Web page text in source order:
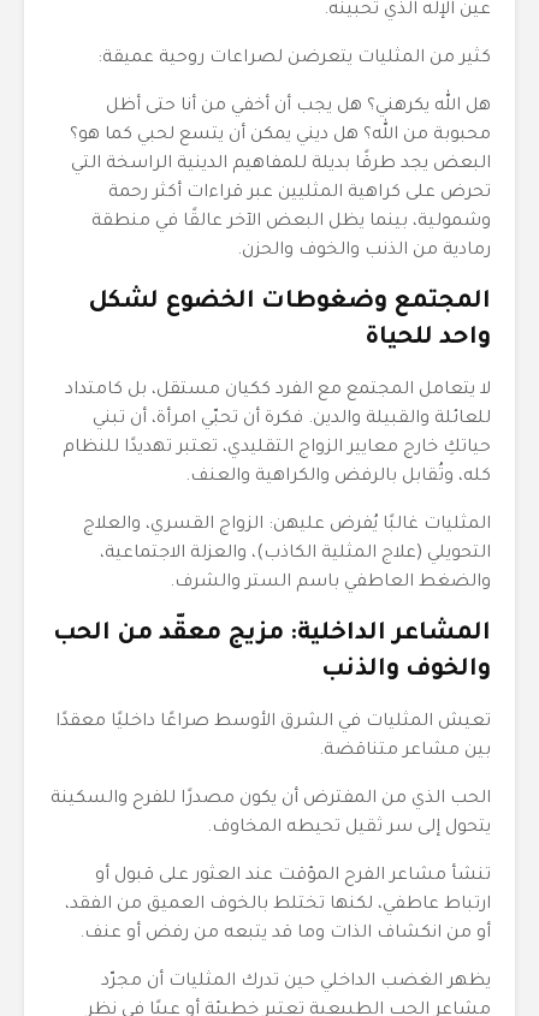
عين الإله الذي تحبينه.
كثير من المثليات يتعرضن لصراعات روحية عميقة:
هل الله يكرهني؟ هل يجب أن أخفي من أنا حتى أظل
محبوبة من الله؟ هل ديني يمكن أن يتسع لحبي كما هو؟
البعض يجد طرقًا بديلة للمفاهيم الدينية الراسخة التي
تحرض على كراهية المثليين عبر قراءات أكثر رحمة
وشمولية، بينما يظل البعض الآخر عالقًا في منطقة
رمادية من الذنب والخوف والحزن.
المجتمع وضغوطات الخضوع لشكل
واحد للحياة
لا يتعامل المجتمع مع الفرد ككيان مستقل، بل كامتداد
للعائلة والقبيلة والدين. فكرة أن تحبّي امرأة، أن تبني
حياتكِ خارج معايير الزواج التقليدي، تعتبر تهديدًا للنظام
كله، وتُقابل بالرفض والكراهية والعنف.
المثليات غالبًا يُفرض عليهن: الزواج القسري، والعلاج
التحويلي (علاج المثلية الكاذب)، والعزلة الاجتماعية،
والضغط العاطفي باسم الستر والشرف.
المشاعر الداخلية: مزيج معقّد من الحب
والخوف والذنب
تعيش المثليات في الشرق الأوسط صراعًا داخليًا معقدًا
بين مشاعر متناقضة.
الحب الذي من المفترض أن يكون مصدرًا للفرح والسكينة
يتحول إلى سر ثقيل تحيطه المخاوف.
تنشأ مشاعر الفرح المؤقت عند العثور على قبول أو
ارتباط عاطفي، لكنها تختلط بالخوف العميق من الفقد،
أو من انكشاف الذات وما قد يتبعه من رفض أو عنف.
يظهر الغضب الداخلي حين تدرك المثليات أن مجرّد
مشاعر الحب الطبيعية تعتبر خطيئة أو عيبًا في نظر